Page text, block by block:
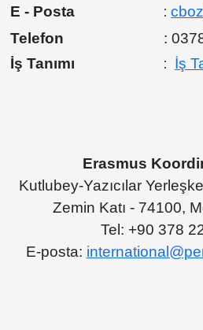
E - Posta
:
Telefon
:
İş Tanımı
: İş
Erasmus
Kutlubey-Yazıcılar
Zemin Katı - 74100,
Tel: +90 378
E-posta: